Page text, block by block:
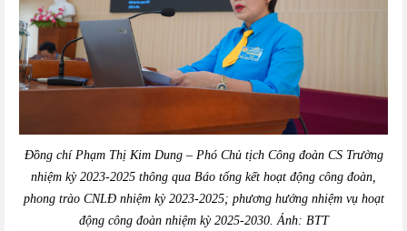
Đồng chí Phạm Thị Kim Dung – Phó Chủ tịch Công đoàn CS Trường
nhiệm kỳ 2023-2025 thông qua Báo tổng kết hoạt động công đoàn,
phong trào CNLĐ nhiệm kỳ 2023-2025; phương hướng nhiệm vụ hoạt
động công đoàn nhiệm kỳ 2025-2030. Ảnh: BTT